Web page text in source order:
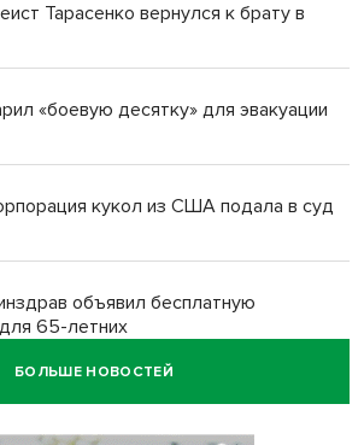
Тарасенко вернулся к брату в
«боевую десятку» для эвакуации
кукол из США подала в суд
объявил бесплатную
65-летних
прооперировали 25 тысяч
БОЛЬШЕ НОВОСТЕЙ